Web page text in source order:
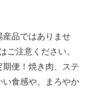
産品ではありませ
ご注意ください。
便！焼き肉、ステ
い食感や、まろやか